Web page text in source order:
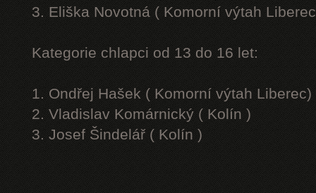
3. Eliška Novotná ( Komorní výtah
Kategorie chlapci od 13 do 16 let:
1. Ondřej Hašek ( Komorní výtah Liberec)
2. Vladislav Komárnický ( Kolín )
3. Josef Šindelář ( Kolín )